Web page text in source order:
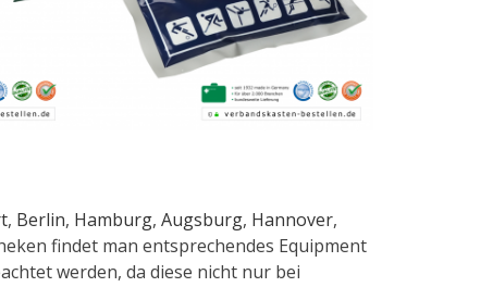
, Berlin, Hamburg, Augsburg, Hannover,
findet man entsprechendes Equipment
werden, da diese nicht nur bei